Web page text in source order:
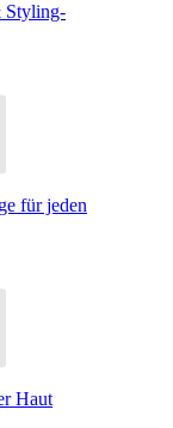
Styling-
für jeden
Haut